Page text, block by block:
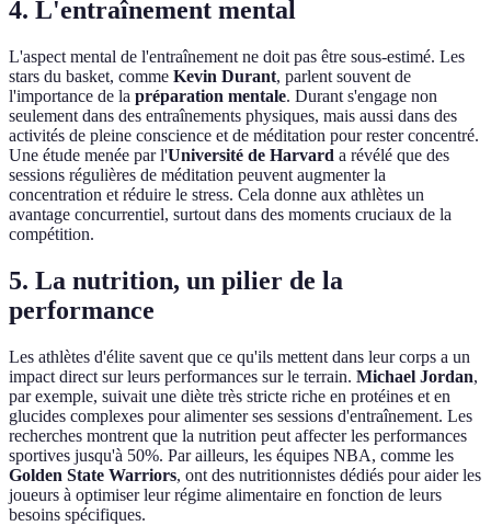
4. L'entraînement mental
L'aspect mental de l'entraînement ne doit pas être sous-estimé. Les
stars du basket, comme Kevin Durant, parlent souvent de
l'importance de la préparation mentale. Durant s'engage non
seulement dans des entraînements physiques, mais aussi dans des
activités de pleine conscience et de méditation pour rester concentré.
Une étude menée par l'Université de Harvard a révélé que des
sessions régulières de méditation peuvent augmenter la
concentration et réduire le stress. Cela donne aux athlètes un
avantage concurrentiel, surtout dans des moments cruciaux de la
compétition.
5. La nutrition, un pilier de la
performance
Les athlètes d'élite savent que ce qu'ils mettent dans leur corps a un
impact direct sur leurs performances sur le terrain. Michael Jordan,
par exemple, suivait une diète très stricte riche en protéines et en
glucides complexes pour alimenter ses sessions d'entraînement. Les
recherches montrent que la nutrition peut affecter les performances
sportives jusqu'à 50%. Par ailleurs, les équipes NBA, comme les
Golden State Warriors, ont des nutritionnistes dédiés pour aider les
joueurs à optimiser leur régime alimentaire en fonction de leurs
besoins spécifiques.